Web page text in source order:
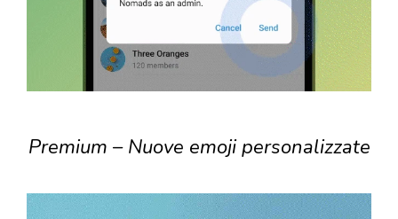
Premium – Nuove emoji personalizzate